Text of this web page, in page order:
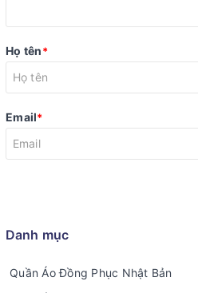
Họ tên*
Email*
Danh mục
Quần Áo Đồng Phục Nhật Bản